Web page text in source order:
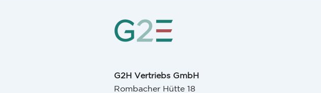
G2H Vertriebs GmbH
Rombacher Hütte 18